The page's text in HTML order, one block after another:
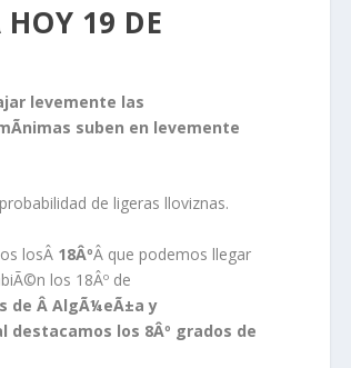
19 DE
levemente las
suben en levemente
de ligeras lloviznas.
losÂ 18ÂºÂ que podemos llegar
los 18Âº de
de Â AlgÃ¼eÃ±a y
destacamos los 8Âº grados de